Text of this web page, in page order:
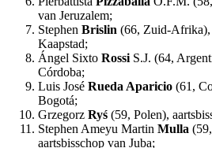
van Jeruzalem;
Stephen Brislin (66, Zuid-Afrika),
Kaapstad;
Ángel Sixto Rossi S.J. (64,
Córdoba;
Luis José Rueda Aparicio (61,
Bogotá;
Grzegorz Ryś (59, Polen),
Stephen Ameyu Martin Mulla
aartsbisschop van Juba;